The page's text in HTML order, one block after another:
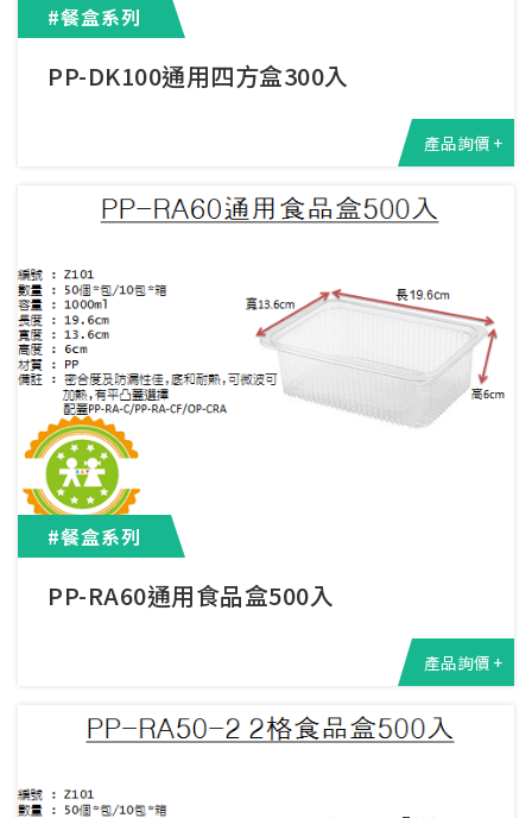
#餐盒系列
PP-DK100通用四方盒300入
產品詢價 +
#餐盒系列
PP-RA60通用食品盒500入
產品詢價 +